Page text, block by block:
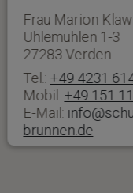
Frau Marion
Uhlemühlen 1-3
27283 Verden
Tel.: +49 4231
Mobil: +49 151
E-Mail:
brunnen.de